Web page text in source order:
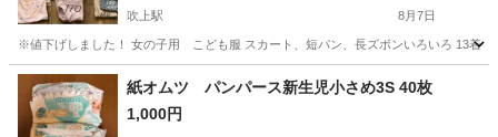
吹上駅 8月7日
※値下げしました！ 女の子用 こども服 スカート、短パン、長ズボンいろいろ 13着ま
愛知 名古屋市 吹上駅 キッズ用品 子ども
紙オムツ パンパース新生児小さめ3S 40枚
1,000円